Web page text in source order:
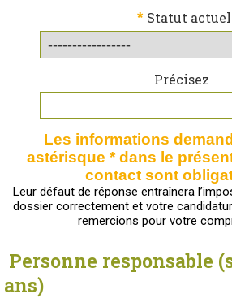
* Statut actuel
Précisez
Les informations
astérisque * dans le
contact sont
Leur défaut de réponse entraînera
dossier correctement et votre
remercions pour votre
Personne responsable
ans)